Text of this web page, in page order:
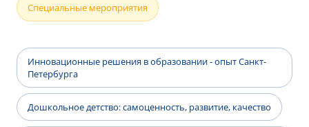
Специальные мероприятия
Инновационные решения в образовании - опыт Санкт-
Петербурга
Дошкольное детство: самоценность, развитие, качество